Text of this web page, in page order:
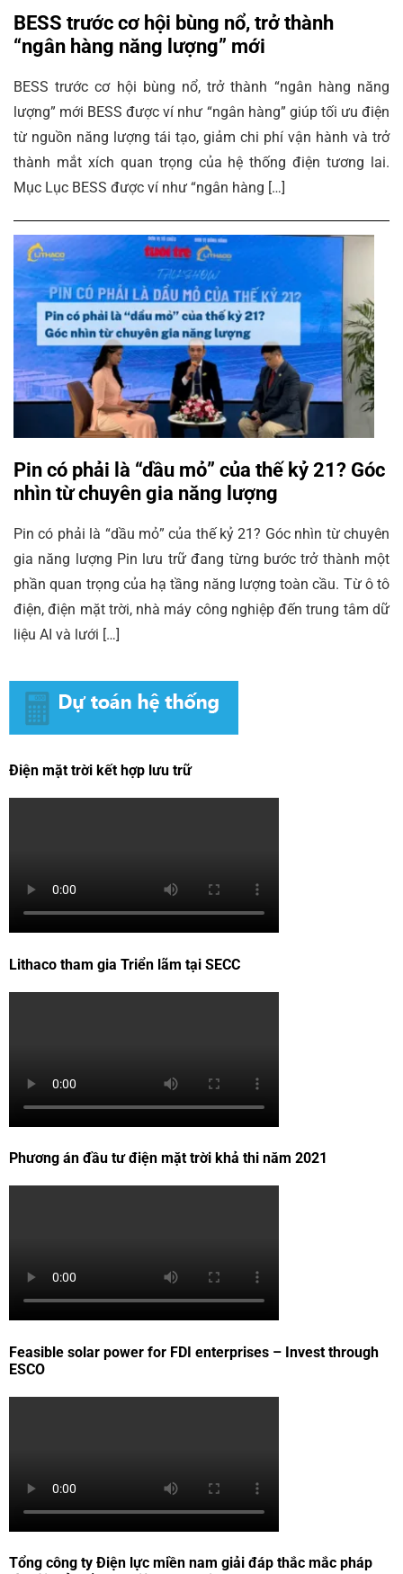
BESS trước cơ hội bùng nổ, trở thành
“ngân hàng năng lượng” mới
BESS trước cơ hội bùng nổ, trở thành “ngân hàng năng
lượng” mới BESS được ví như “ngân hàng” giúp tối ưu điện
từ nguồn năng lượng tái tạo, giảm chi phí vận hành và trở
thành mắt xích quan trọng của hệ thống điện tương lai.
Mục Lục BESS được ví như “ngân hàng […]
Pin có phải là “dầu mỏ” của thế kỷ 21? Góc
nhìn từ chuyên gia năng lượng
Pin có phải là “dầu mỏ” của thế kỷ 21? Góc nhìn từ chuyên
gia năng lượng Pin lưu trữ đang từng bước trở thành một
phần quan trọng của hạ tầng năng lượng toàn cầu. Từ ô tô
điện, điện mặt trời, nhà máy công nghiệp đến trung tâm dữ
liệu AI và lưới […]
Điện mặt trời kết hợp lưu trữ
Lithaco tham gia Triển lãm tại SECC
Phương án đầu tư điện mặt trời khả thi năm 2021
Feasible solar power for FDI enterprises – Invest through
ESCO
Tổng công ty Điện lực miền nam giải đáp thắc mắc pháp